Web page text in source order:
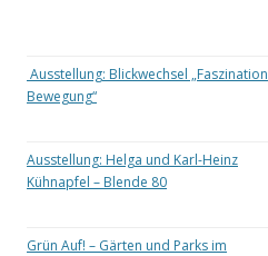
Ausstellung: Blickwechsel „Faszination
Bewegung“
Ausstellung: Helga und Karl-Heinz
Kühnapfel – Blende 80
Grün Auf! – Gärten und Parks im